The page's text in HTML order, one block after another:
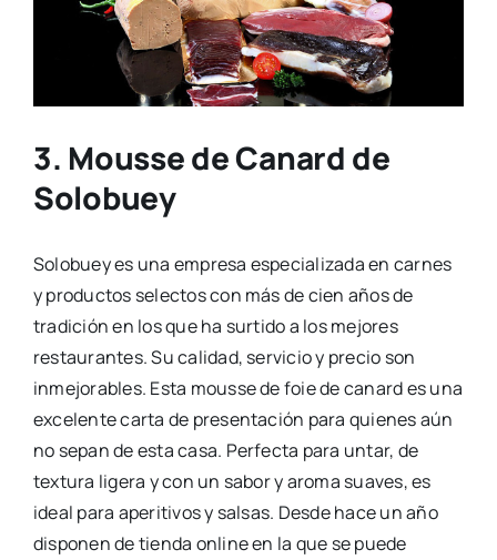
3. Mousse de Canard de
Solobuey
Solobuey es una empresa especializada en carnes
y productos selectos con más de cien años de
tradición en los que ha surtido a los mejores
restaurantes. Su calidad, servicio y precio son
inmejorables. Esta mousse de foie de canard es una
excelente carta de presentación para quienes aún
no sepan de esta casa. Perfecta para untar, de
textura ligera y con un sabor y aroma suaves, es
ideal para aperitivos y salsas. Desde hace un año
disponen de tienda online en la que se puede